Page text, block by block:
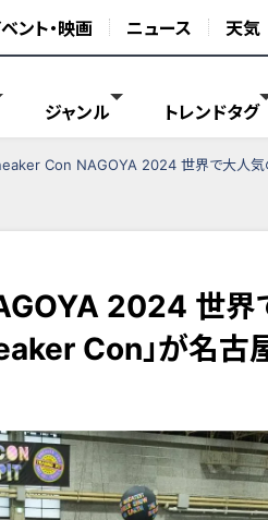
ント・映画 ニュース 天気
ジャンル トレンドタグ
Con NAGOYA 2024 世界で大人気
2024 世界
Con」が名古